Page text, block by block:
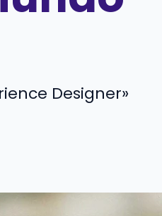
Designer»